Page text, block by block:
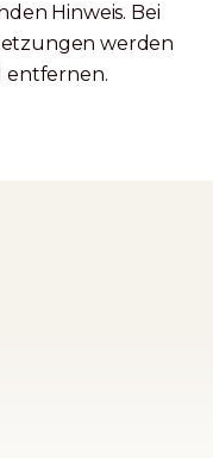
Hinweis. Bei
werden
entfernen.